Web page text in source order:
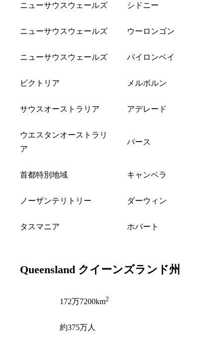
ニューサウスウェールズ シドニー
ニューサウスウェールズ ウーロンゴン
ニューサウスウェールズ バイロンベイ
ビクトリア メルボルン
サウスオーストラリア アデレード
ウエスタンオーストラリ
ア
パース
首都特別地域 キャンベラ
ノーザンテリトリー ダーウィン
タスマニア ホバート
Queensland クイーンズランド州
172万7200km2
約375万人